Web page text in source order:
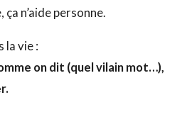
ça n’aide personne.
la vie :
on dit (quel vilain mot…),